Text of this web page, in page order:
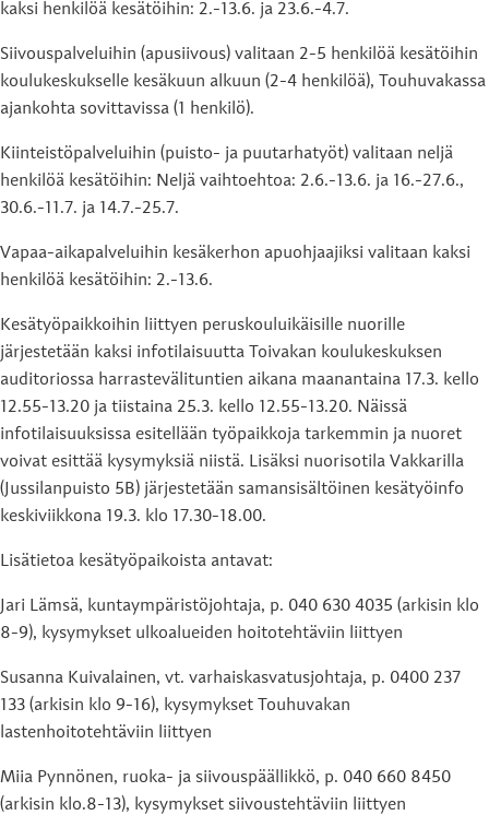
kaksi henkilöä kesätöihin: 2.-13.6. ja 23.6.-4.7.
Siivouspalveluihin (apusiivous) valitaan 2-5 henkilöä kesätöihin
koulukeskukselle kesäkuun alkuun (2-4 henkilöä), Touhuvakassa
ajankohta sovittavissa (1 henkilö).
Kiinteistöpalveluihin (puisto- ja puutarhatyöt) valitaan neljä
henkilöä kesätöihin: Neljä vaihtoehtoa: 2.6.-13.6. ja 16.-27.6.,
30.6.-11.7. ja 14.7.-25.7.
Vapaa-aikapalveluihin kesäkerhon apuohjaajiksi valitaan kaksi
henkilöä kesätöihin: 2.-13.6.
Kesätyöpaikkoihin liittyen peruskouluikäisille nuorille
järjestetään kaksi infotilaisuutta Toivakan koulukeskuksen
auditoriossa harrastevälituntien aikana maanantaina 17.3. kello
12.55-13.20 ja tiistaina 25.3. kello 12.55-13.20. Näissä
infotilaisuuksissa esitellään työpaikkoja tarkemmin ja nuoret
voivat esittää kysymyksiä niistä. Lisäksi nuorisotila Vakkarilla
(Jussilanpuisto 5B) järjestetään samansisältöinen kesätyöinfo
keskiviikkona 19.3. klo 17.30-18.00.
Lisätietoa kesätyöpaikoista antavat:
Jari Lämsä, kuntaympäristöjohtaja, p. 040 630 4035 (arkisin klo
8-9), kysymykset ulkoalueiden hoitotehtäviin liittyen
Susanna Kuivalainen, vt. varhaiskasvatusjohtaja, p. 0400 237
133 (arkisin klo 9-16), kysymykset Touhuvakan
lastenhoitotehtäviin liittyen
Miia Pynnönen, ruoka- ja siivouspäällikkö, p. 040 660 8450
(arkisin klo.8-13), kysymykset siivoustehtäviin liittyen